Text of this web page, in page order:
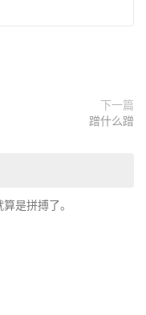
下一篇
蹭什么蹭
是拼搏了。